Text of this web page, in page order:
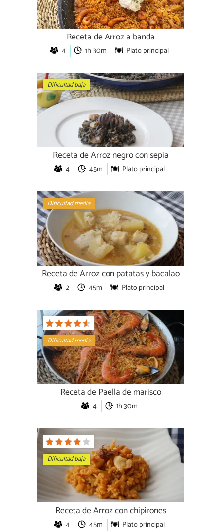
Receta de Arroz a banda
4 1h 30m Plato principal
Dificultad baja
Receta de Arroz negro con sepia
4 45m Plato principal
Dificultad media
Receta de Arroz con patatas y bacalao
2 45m Plato principal
Dificultad media
Receta de Paella de marisco
4 1h 30m
Dificultad baja
Receta de Arroz con chipirones
4 45m Plato principal